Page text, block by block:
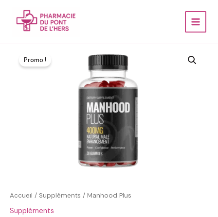
contenu
Main
Menu
Promo !
Accueil / Suppléments / Manhood Plus
Suppléments